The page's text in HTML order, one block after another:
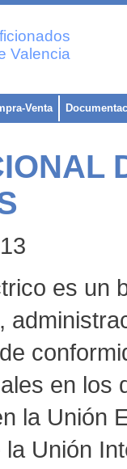
Valencia
Venta
es un
en los
la Unión
Unión